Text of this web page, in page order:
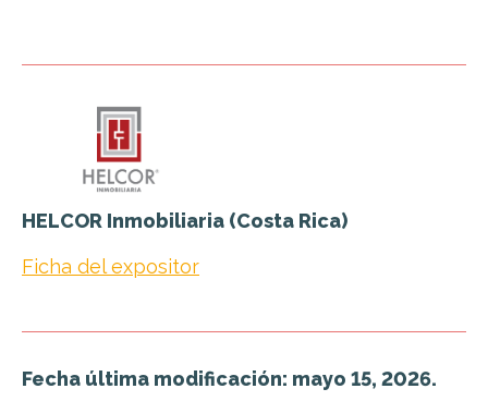
HELCOR Inmobiliaria (Costa Rica)
Ficha del expositor
Fecha última modificación: mayo 15, 2026.